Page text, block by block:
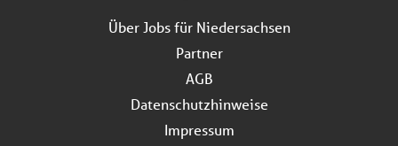
Über Jobs für Niedersachsen
Partner
AGB
Datenschutzhinweise
Impressum